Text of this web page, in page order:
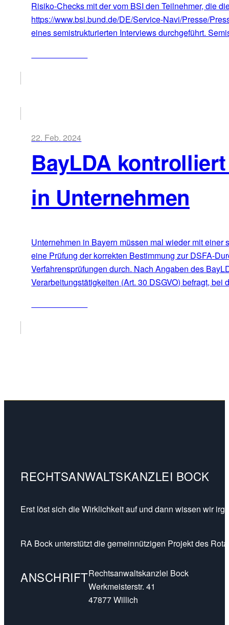
Risiko-Checks mit der vom BSI den Teilnehmer, die
https://www.bsi.bund.de/DE/Service-Navi/Presse/
eines semistrukturierten Interviews durchgeführt.
22. Feb. 2024
BayLDA
in Unternehmen
Unternehmen in Bayern müssen mal wieder mit
eine Prüfung der korrekten Bestimmung zur DSFA-
Verfahrensprüfungen durch. Nach Angaben des
Verarbeitungstätigkeiten (Art. 30 DSGVO) befragt,
RECHTSANWALTSKANZLEI BOCK
Erst löst sich die Wirklichkeit auf und dann wissen wir
RA Bock unterstützt die gemeinnützigen Projekt des
ANSCHRIFTRechtsanwaltskanzlei Bock
Werkmeisterstr. 41
47877 Willich